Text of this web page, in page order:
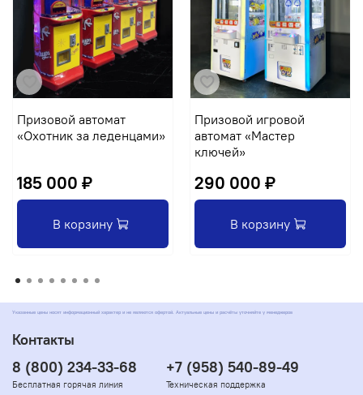
Призовой автомат
«Охотник за леденцами»
185 000 ₽
В корзину
Призовой игровой
автомат «Мастер
ключей»
290 000 ₽
В корзину
Указанные цены носят информационный характер и не являются офертой. Актуальные цены и расчёты уточняйте у менеджеров
Контакты
8 (800) 234-33-68
Бесплатная горячая линия
+7 (958) 540-89-49
Техническая поддержка